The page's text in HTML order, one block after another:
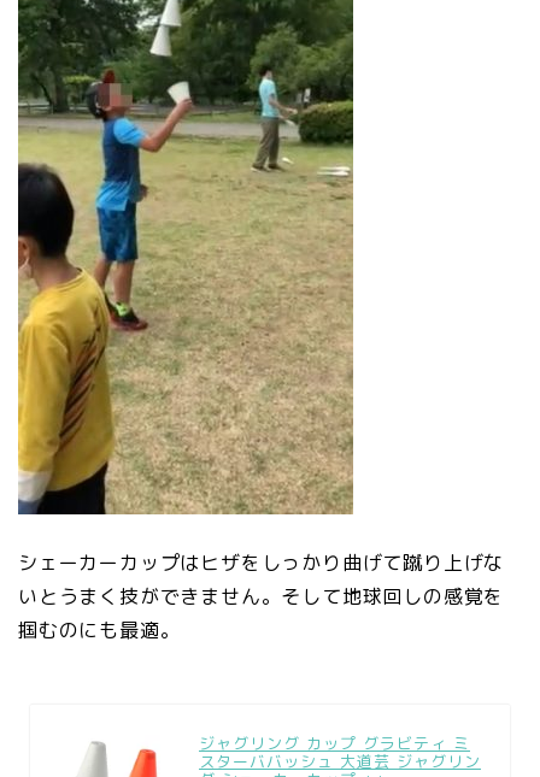
シェーカーカップはヒザをしっかり曲げて蹴り上げな
いとうまく技ができません。そして地球回しの感覚を
掴むのにも最適。
ジャグリング カップ グラビティ ミ
スターババッシュ 大道芸 ジャグリン